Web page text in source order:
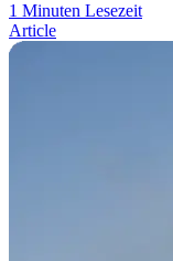
1 Minuten Lesezeit
Article